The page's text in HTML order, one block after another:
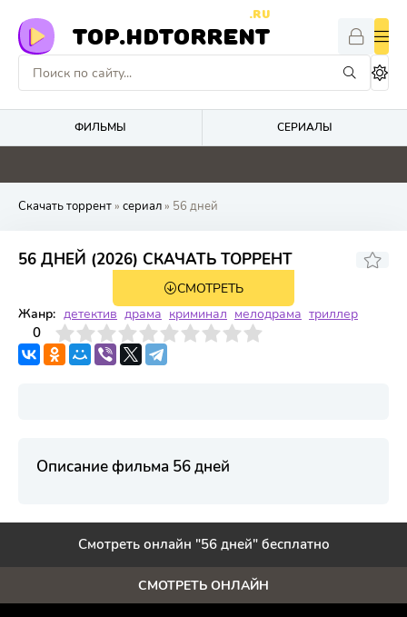
TOP.HDTORRENT
.RU
ФИЛЬМЫ СЕРИАЛЫ
0 4.8 0 0
Скачать торрент» сериал» 56 дней
56 ДНЕЙ (2026) СКАЧАТЬ ТОРРЕНТ
1 сезон 8 серияСМОТРЕТЬ
Жанр: детектив драма криминал мелодрама триллер
0
4 6 7 8 9 10
Описание фильма 56 дней
Смотреть онлайн "56 дней" бесплатно
СМОТРЕТЬ ОНЛАЙН